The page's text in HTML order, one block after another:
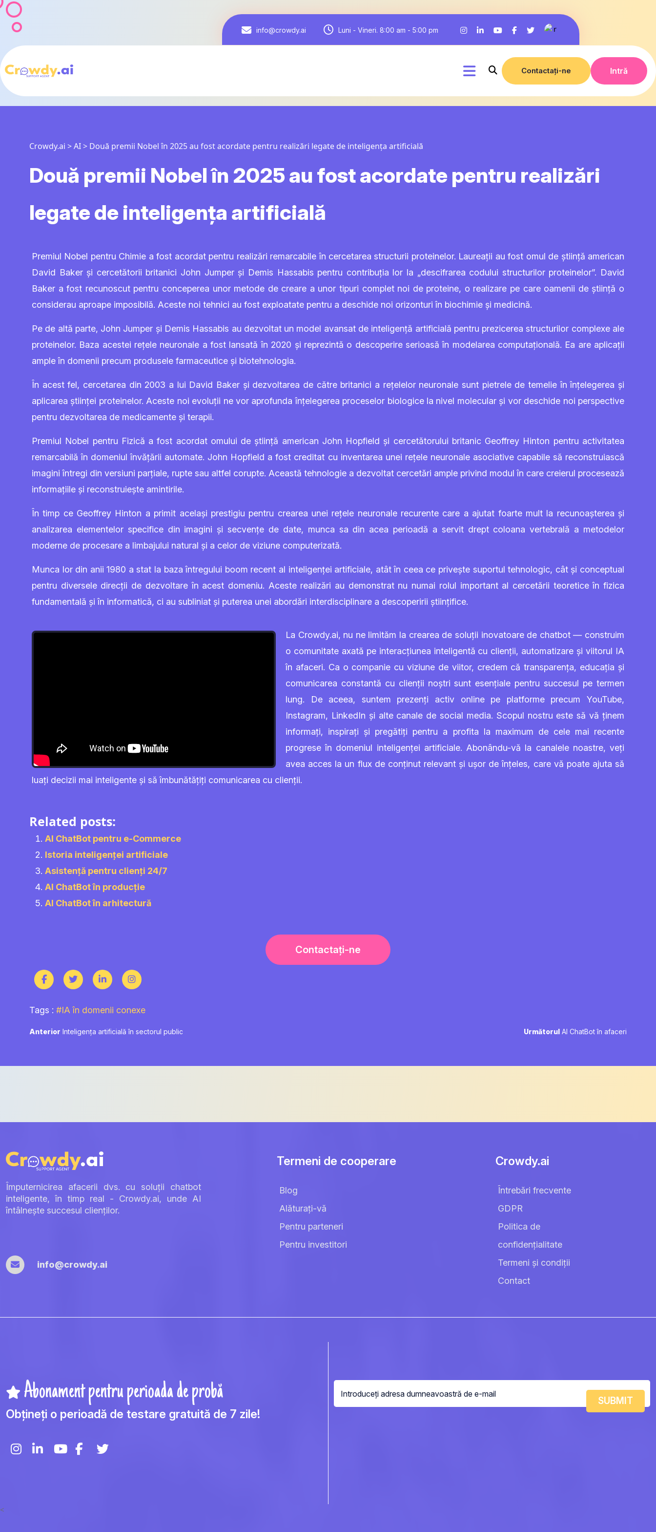
info@crowdy.ai Luni - Vineri. 8:00 am - 5:00 pm
Contactați-ne Intră
Crowdy.ai >AI> Două premii Nobel în 2025 au fost acordate pentru realizări legate de inteligența artificială
Două premii Nobel în 2025 au fost acordate pentru realizări
legate de inteligența artificială
Premiul Nobel pentru Chimie a fost acordat pentru realizări remarcabile în cercetarea structurii proteinelor. Laureații au fost omul de știință american
David Baker și cercetătorii britanici John Jumper și Demis Hassabis pentru contribuția lor la „descifrarea codului structurilor proteinelor”. David
Baker a fost recunoscut pentru conceperea unor metode de creare a unor tipuri complet noi de proteine, o realizare pe care oamenii de știință o
considerau aproape imposibilă. Aceste noi tehnici au fost exploatate pentru a deschide noi orizonturi în biochimie și medicină.
Pe de altă parte, John Jumper și Demis Hassabis au dezvoltat un model avansat de inteligență artificială pentru prezicerea structurilor complexe ale
proteinelor. Baza acestei rețele neuronale a fost lansată în 2020 și reprezintă o descoperire serioasă în modelarea computațională. Ea are aplicații
ample în domenii precum produsele farmaceutice și biotehnologia.
În acest fel, cercetarea din 2003 a lui David Baker și dezvoltarea de către britanici a rețelelor neuronale sunt pietrele de temelie în înțelegerea și
aplicarea științei proteinelor. Aceste noi evoluții ne vor aprofunda înțelegerea proceselor biologice la nivel molecular și vor deschide noi perspective
pentru dezvoltarea de medicamente și terapii.
Premiul Nobel pentru Fizică a fost acordat omului de știință american John Hopfield și cercetătorului britanic Geoffrey Hinton pentru activitatea
remarcabilă în domeniul învățării automate. John Hopfield a fost creditat cu inventarea unei rețele neuronale asociative capabile să reconstruiască
imagini întregi din versiuni parțiale, rupte sau altfel corupte. Această tehnologie a dezvoltat cercetări ample privind modul în care creierul procesează
informațiile și reconstruiește amintirile.
În timp ce Geoffrey Hinton a primit același prestigiu pentru crearea unei rețele neuronale recurente care a ajutat foarte mult la recunoașterea și
analizarea elementelor specifice din imagini și secvențe de date, munca sa din acea perioadă a servit drept coloana vertebrală a metodelor
moderne de procesare a limbajului natural și a celor de viziune computerizată.
Munca lor din anii 1980 a stat la baza întregului boom recent al inteligenței artificiale, atât în ceea ce privește suportul tehnologic, cât și conceptual
pentru diversele direcții de dezvoltare în acest domeniu. Aceste realizări au demonstrat nu numai rolul important al cercetării teoretice în fizica
fundamentală și în informatică, ci au subliniat și puterea unei abordări interdisciplinare a descoperirii științifice.
La Crowdy.ai, nu ne limităm la crearea de soluții inovatoare de chatbot — construim
o comunitate axată pe interacțiunea inteligentă cu clienții, automatizare și viitorul IA
în afaceri. Ca o companie cu viziune de viitor, credem că transparența, educația și
comunicarea constantă cu clienții noștri sunt esențiale pentru succesul pe termen
lung. De aceea, suntem prezenți activ online pe platforme precum YouTube,
Instagram, LinkedIn și alte canale de social media. Scopul nostru este să vă ținem
informați, inspirați și pregătiți pentru a profita la maximum de cele mai recente
progrese în domeniul inteligenței artificiale. Abonându-vă la canalele noastre, veți
avea acces la un flux de conținut relevant și ușor de înțeles, care vă poate ajuta să
luați decizii mai inteligente și să îmbunătățiți comunicarea cu clienții.
Related posts:
AI ChatBot pentru e-Commerce
Istoria inteligenței artificiale
Asistență pentru clienți 24/7
AI ChatBot în producție
AI ChatBot în arhitectură
Contactați-ne
Tags : #IA în domenii conexe
Navigare
articole
Anterior Previous
Inteligența artificială în sectorul public Următorul Next
AI ChatBot în afaceri
Împuternicirea afacerii dvs. cu soluții chatbot
inteligente, în timp real - Crowdy.ai, unde AI
întâlnește succesul clienților.
info@crowdy.ai
Termeni de cooperare
Blog
Alăturați-vă
Pentru parteneri
Pentru investitori
Crowdy.ai
Întrebări frecvente
GDPR
Politica de
confidențialitate
Termeni și condiții
Contact
Abonament pentru perioada de probă
Obțineți o perioadă de testare gratuită de 7 zile!
<